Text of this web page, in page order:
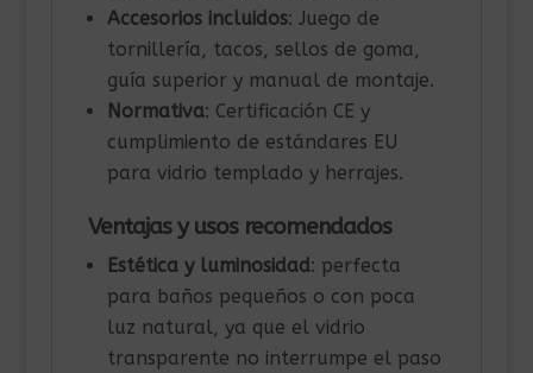
Accesorios incluidos: Juego de
tornillería, tacos, sellos de goma,
guía superior y manual de montaje.
Normativa: Certificación CE y
cumplimiento de estándares EU
para vidrio templado y herrajes.
Ventajas y usos recomendados
Estética y luminosidad: perfecta
para baños pequeños o con poca
luz natural, ya que el vidrio
transparente no interrumpe el paso